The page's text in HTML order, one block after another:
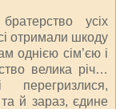
усіх
отримали шкоду
однією сім’єю і
велика річ…
й зараз, єдине